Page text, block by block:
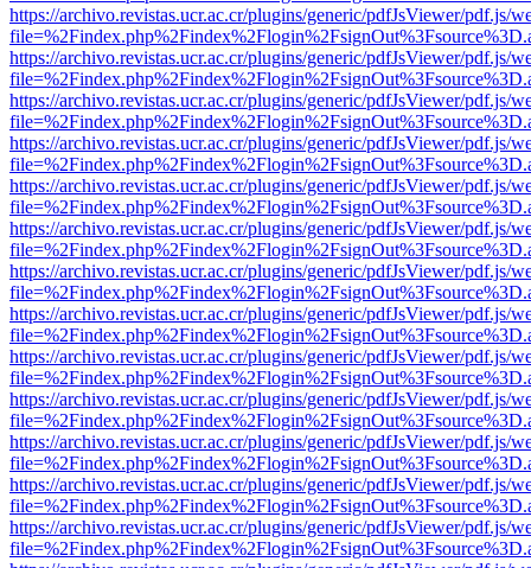
https://archivo.revistas.ucr.ac.cr/plugins/generic/pdfJsViewer/pdf.js/
https://archivo.revistas.ucr.ac.cr/plugins/generic/pdfJsViewer/pdf.js/
https://archivo.revistas.ucr.ac.cr/plugins/generic/pdfJsViewer/pdf.js/
https://archivo.revistas.ucr.ac.cr/plugins/generic/pdfJsViewer/pdf.js/
https://archivo.revistas.ucr.ac.cr/plugins/generic/pdfJsViewer/pdf.js/
https://archivo.revistas.ucr.ac.cr/plugins/generic/pdfJsViewer/pdf.js/
https://archivo.revistas.ucr.ac.cr/plugins/generic/pdfJsViewer/pdf.js/
https://archivo.revistas.ucr.ac.cr/plugins/generic/pdfJsViewer/pdf.js/
https://archivo.revistas.ucr.ac.cr/plugins/generic/pdfJsViewer/pdf.js/
https://archivo.revistas.ucr.ac.cr/plugins/generic/pdfJsViewer/pdf.js/
https://archivo.revistas.ucr.ac.cr/plugins/generic/pdfJsViewer/pdf.js/
https://archivo.revistas.ucr.ac.cr/plugins/generic/pdfJsViewer/pdf.js/
https://archivo.revistas.ucr.ac.cr/plugins/generic/pdfJsViewer/pdf.js/